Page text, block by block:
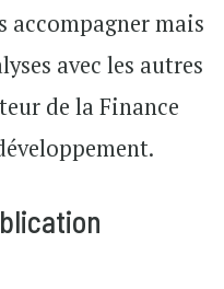
accompagner mais
avec les autres
de la Finance